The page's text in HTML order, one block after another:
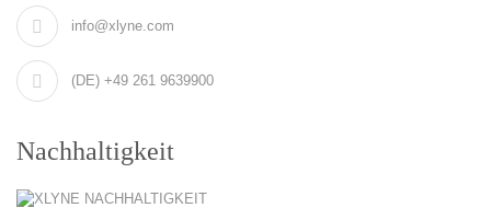
info@xlyne.com
(DE) +49 261 9639900
Nachhaltigkeit